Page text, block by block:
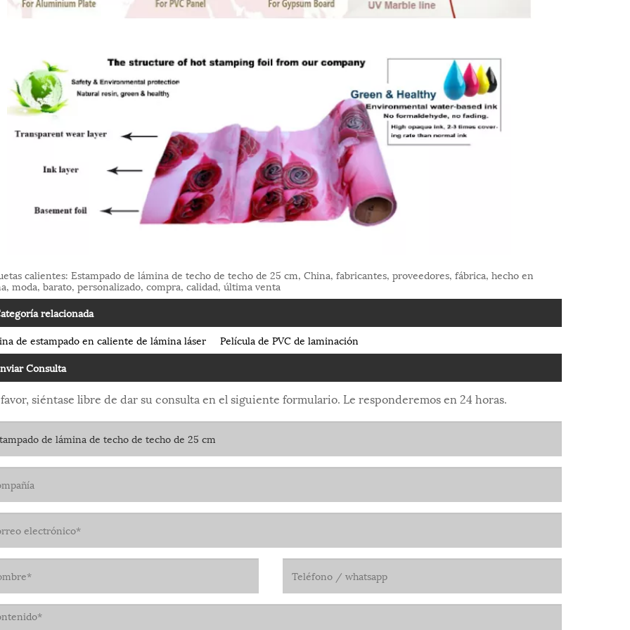
calientes: Estampado de lámina de techo de techo de 25 cm, China, fabricantes, proveedores, fábrica, hecho en
moda, barato, personalizado, compra, calidad, última venta
relacionada
de estampado en caliente de lámina láser
Película de PVC de laminación
Consulta
siéntase libre de dar su consulta en el siguiente formulario. Le responderemos en 24 horas.